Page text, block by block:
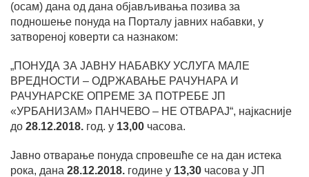
(осам) дана од дана објављивања позива за
подношење понуда на Порталу јавних набавки, у
затвореној коверти са назнаком:
„ПОНУДА ЗА ЈАВНУ НАБАВКУ УСЛУГА МАЛЕ
ВРЕДНОСТИ – ОДРЖАВАЊЕ РАЧУНАРА И
РАЧУНАРСКЕ ОПРЕМЕ ЗА ПОТРЕБЕ ЈП
«УРБАНИЗАМ» ПАНЧЕВО – НЕ ОТВАРАЈ“, најкасније
до 28.12.2018. год. у 13,00 часова.
Јавно отварање понуда спровешће се на дан истека
рока, дана 28.12.2018. године у 13,30 часова у ЈП